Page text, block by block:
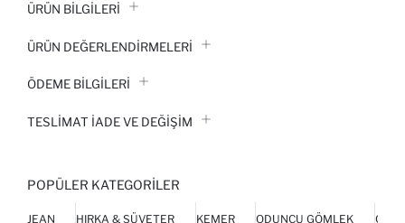
ÜRÜN BILGILERI
ÜRÜN DEĞERLENDİRMELERİ
ÖDEME BİLGİLERİ
TESLIMAT İADE VE DEĞIŞIM
POPÜLER KATEGORILER
JEAN HIRKA & SÜVETER KEMER ODUNCU GÖMLEK